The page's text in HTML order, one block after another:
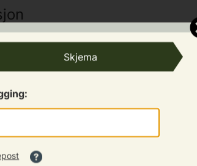
Skjema
Du kan være en selvstendig
for lærebedrifter.
bedrifter og virksomheter om